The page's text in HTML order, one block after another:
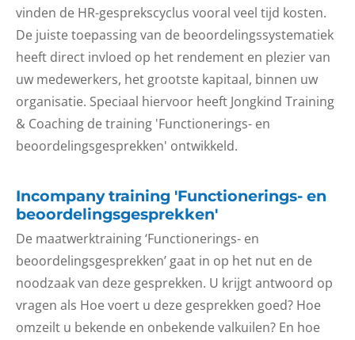
vinden de HR-gesprekscyclus vooral veel tijd kosten.
De juiste toepassing van de beoordelingssystematiek
heeft direct invloed op het rendement en plezier van
uw medewerkers, het grootste kapitaal, binnen uw
organisatie. Speciaal hiervoor heeft Jongkind Training
& Coaching de training 'Functionerings- en
beoordelingsgesprekken' ontwikkeld.
Incompany training 'Functionerings- en
beoordelingsgesprekken'
De maatwerktraining ‘Functionerings- en
beoordelingsgesprekken’ gaat in op het nut en de
noodzaak van deze gesprekken. U krijgt antwoord op
vragen als Hoe voert u deze gesprekken goed? Hoe
omzeilt u bekende en onbekende valkuilen? En hoe